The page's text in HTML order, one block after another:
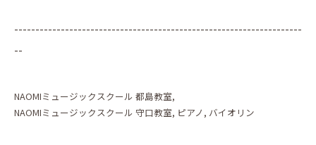
--------------------------------------------------------------------
--
NAOMIミュージックスクール 都島教室
NAOMIミュージックスクール 守口教室 ピアノ バイオリン